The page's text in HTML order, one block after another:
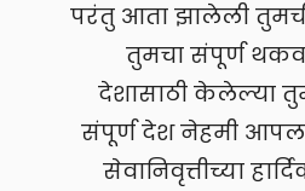
परंतु आता झालेली तुमची
तुमचा संपूर्ण
देशासाठी केलेल्या
संपूर्ण देश नेहमी
सेवानिवृत्तीच्या